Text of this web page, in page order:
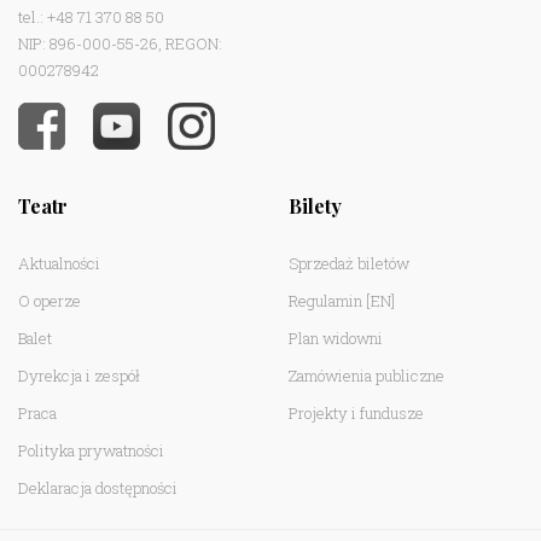
tel.: +48 71 370 88 50
NIP: 896-000-55-26, REGON:
000278942
Teatr
Aktualności
O operze
Balet
Dyrekcja i zespół
Praca
Polityka prywatności
Deklaracja dostępności
Bilety
Sprzedaż biletów
Regulamin [EN]
Plan widowni
Zamówienia publiczne
Projekty i fundusze